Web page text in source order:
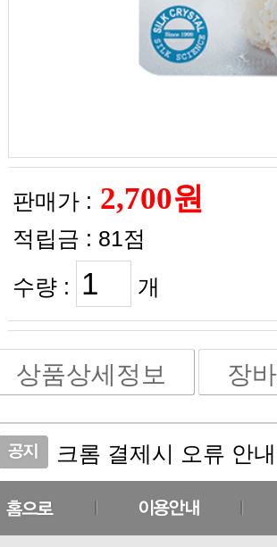
판매가 :
적립금 : 81점
수량 :
개
상품상세정보 장
크롬 결제시 오류 안내
실크크리스탈 코스메
(비밀번호 분실 안내)
(주문취소 안내)